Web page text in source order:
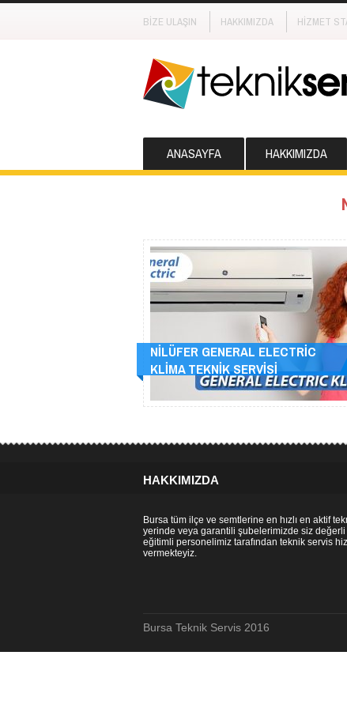
BİZE ULAŞIN HAKKIMIZDA HİZMET
ANASAYFA HAKKIMIZDA
NİLÜFER GENERAL ELECTRİC
KLİMA TEKNİK SERVİSİ
HAKKIMIZDA
Bursa tüm ilçe ve semtlerine en hızlı en aktif
yerinde veya garantili şubelerimizde siz
eğitimli personelimiz tarafından teknik servis
vermekteyiz.
Bursa Teknik Servis 2016